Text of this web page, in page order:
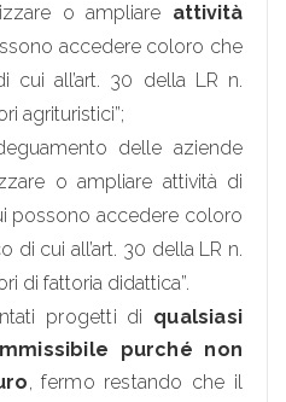
o ampliare attività
accedere coloro che
cui all’art. 30 della LR n.
agrituristici”;
delle aziende
o ampliare attività di
possono accedere coloro
di cui all’art. 30 della LR n.
di fattoria didattica”.
progetti di qualsiasi
purché non
, fermo restando che il